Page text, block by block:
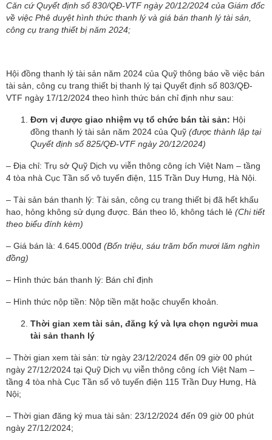
Căn cứ Quyết định số 830/QĐ-VTF ngày 20/12/2024 của Giám đốc
về việc Phê duyệt hình thức thanh lý và giá bán thanh lý tài sản,
công cụ trang thiết bị năm 2024;
Hội đồng thanh lý tài sản năm 2024 của Quỹ thông báo về việc bán
tài sản, công cụ trang thiết bị thanh lý tại Quyết định số 803/QĐ-
VTF ngày 17/12/2024 theo hình thức bán chỉ định như sau:
Đơn vị được giao nhiệm vụ tổ chức bán tài sản: Hội
đồng thanh lý tài sản năm 2024 của Quỹ (được thành lập tại
Quyết định số 825/QĐ-VTF ngày 20/12/2024)
– Địa chỉ: Trụ sở Quỹ Dịch vụ viễn thông công ích Việt Nam – tầng
4 tòa nhà Cục Tần số vô tuyến điện, 115 Trần Duy Hưng, Hà Nội.
– Tài sản bán thanh lý: Tài sản, công cụ trang thiết bị đã hết khấu
hao, hỏng không sử dụng được. Bán theo lô, không tách lẻ (Chi tiết
theo biểu đính kèm)
– Giá bán là: 4.645.000đ (Bốn triệu, sáu trăm bốn mươi lăm nghìn
đồng)
– Hình thức bán thanh lý: Bán chỉ định
– Hình thức nộp tiền: Nộp tiền mặt hoặc chuyển khoản.
Thời gian xem tài sản, đăng ký và lựa chọn người mua
tài sản thanh lý
– Thời gian xem tài sản: từ ngày 23/12/2024 đến 09 giờ 00 phút
ngày 27/12/2024 tại Quỹ Dịch vụ viễn thông công ích Việt Nam –
tầng 4 tòa nhà Cục Tần số vô tuyến điện 115 Trần Duy Hưng, Hà
Nội;
– Thời gian đăng ký mua tài sản: 23/12/2024 đến 09 giờ 00 phút
ngày 27/12/2024;